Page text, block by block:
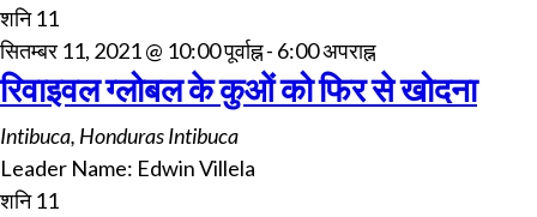
शनि11
सितम्बर 11, 2021 @ 10:00 पूर्वाह्न- 6:00 अपराह्न
रिवाइवल ग्लोबल के कुओं को फिर से खोदना
Intibuca, HondurasIntibuca
Leader Name: Edwin Villela
शनि11